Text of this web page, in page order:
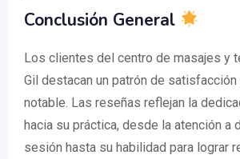
Conclusión General
Los clientes del centro de masajes y
Gil destacan un patrón de
notable. Las reseñas reflejan la
hacia su práctica, desde la atención a
sesión hasta su habilidad para lograr